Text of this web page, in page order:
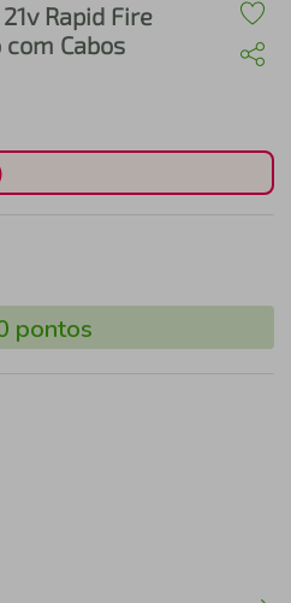
Rapid Fire
Cabos
pontos